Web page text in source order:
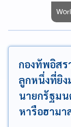
กองทัพอิสร
ลูกหนึ่งที่ยิง
นายกรัฐม
หารือฮามา